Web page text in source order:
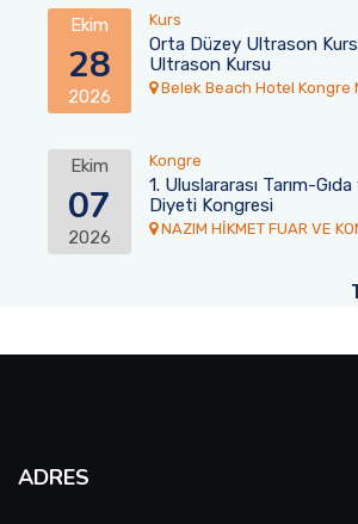
Ekim
28
2026
Kurs
Orta Düzey Ultrason
Ultrason Kursu
Belek Beach Hotel Kongre
Ekim
07
2026
Kongre
1. Uluslararası Tarım-
Diyeti Kongresi
NAZIM HİKMET FUAR VE
ADRES